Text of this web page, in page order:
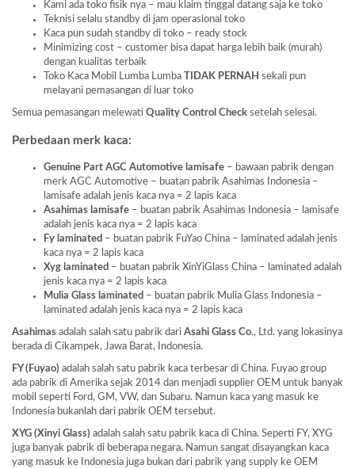
Kami ada toko fisik nya – mau klaim tinggal datang saja ke toko
Teknisi selalu standby di jam operasional toko
Kaca pun sudah standby di toko – ready stock
Minimizing cost – customer bisa dapat harga lebih baik (murah)
dengan kualitas terbaik
Toko Kaca Mobil Lumba Lumba TIDAK PERNAH sekali pun
melayani pemasangan di luar toko
Semua pemasangan melewati Quality Control Check setelah selesai.
Perbedaan merk kaca:
Genuine Part AGC Automotive lamisafe – bawaan pabrik dengan
merk AGC Automotive – buatan pabrik Asahimas Indonesia –
lamisafe adalah jenis kaca nya = 2 lapis kaca
Asahimas lamisafe – buatan pabrik Asahimas Indonesia – lamisafe
adalah jenis kaca nya = 2 lapis kaca
Fy laminated – buatan pabrik FuYao China – laminated adalah jenis
kaca nya = 2 lapis kaca
Xyg laminated – buatan pabrik XinYiGlass China – laminated adalah
jenis kaca nya = 2 lapis kaca
Mulia Glass laminated – buatan pabrik Mulia Glass Indonesia –
laminated adalah jenis kaca nya = 2 lapis kaca
Asahimas adalah salah satu pabrik dari Asahi Glass Co., Ltd. yang lokasinya
berada di Cikampek, Jawa Barat, Indonesia.
FY (Fuyao) adalah salah satu pabrik kaca terbesar di China. Fuyao group
ada pabrik di Amerika sejak 2014 dan menjadi supplier OEM untuk banyak
mobil seperti Ford, GM, VW, dan Subaru. Namun kaca yang masuk ke
Indonesia bukanlah dari pabrik OEM tersebut.
XYG (Xinyi Glass) adalah salah satu pabrik kaca di China. Seperti FY, XYG
juga banyak pabrik di beberapa negara. Namun sangat disayangkan kaca
yang masuk ke Indonesia juga bukan dari pabrik yang supply ke OEM